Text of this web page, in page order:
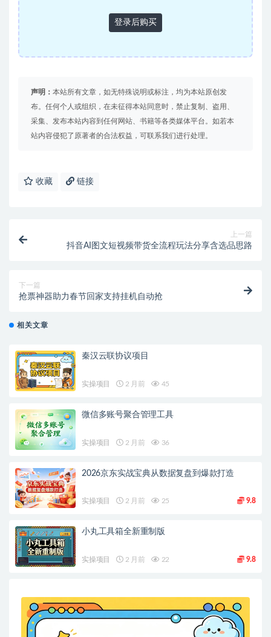
登录后购买
声明： 本站所有文章，如无特殊说明或标注，均为本站原创发
布。任何个人或组织，在未征得本站同意时，禁止复制、盗用、
采集、发布本站内容到任何网站、书籍等各类媒体平台。如若本
站内容侵犯了原著者的合法权益，可联系我们进行处理。
收藏 链接
上一篇
抖音AI图文短视频带货全流程玩法分享含选品思路
下一篇
抢票神器助力春节回家支持挂机自动抢
相关文章
秦汉云联协议项目
实操项目 2 月前 45
微信多账号聚合管理工具
实操项目 2 月前 36
2026京东实战宝典从数据复盘到爆款打造
实操项目 2 月前 25 9.8
小丸工具箱全新重制版
实操项目 2 月前 22 9.8